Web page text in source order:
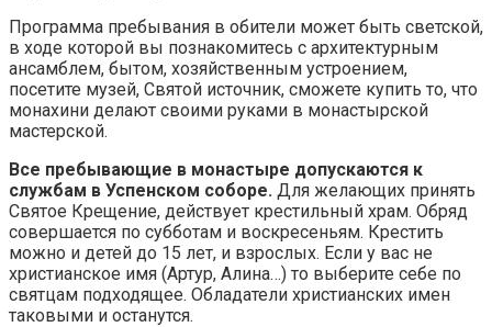
Программа пребывания в обители может быть светской,
в ходе которой вы познакомитесь с архитектурным
ансамблем, бытом, хозяйственным устроением,
посетите музей, Святой источник, сможете купить то, что
монахини делают своими руками в монастырской
мастерской.
Все пребывающие в монастыре допускаются к
службам в Успенском соборе. Для желающих принять
Святое Крещение, действует крестильный храм. Обряд
совершается по субботам и воскресеньям. Крестить
можно и детей до 15 лет, и взрослых. Если у вас не
христианское имя (Артур, Алина…) то выберите себе по
святцам подходящее. Обладатели христианских имен
таковыми и останутся.